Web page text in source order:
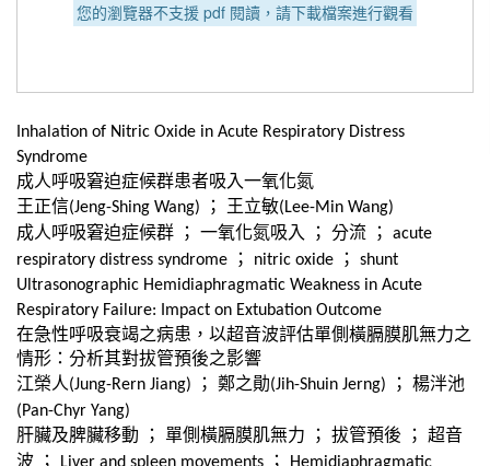
您的瀏覽器不支援 pdf 閱讀，請下載檔案進行觀看
Inhalation of Nitric Oxide in Acute Respiratory Distress
Syndrome
成人呼吸窘迫症候群患者吸入一氧化氮
王正信(Jeng-Shing Wang) ； 王立敏(Lee-Min Wang)
成人呼吸窘迫症候群 ； 一氧化氮吸入 ； 分流 ；
acute
respiratory distress syndrome
； nitric oxide ；
shunt
Ultrasonographic Hemidiaphragmatic Weakness in Acute
Respiratory Failure: Impact on Extubation Outcome
在急性呼吸衰竭之病患，以超音波評估單側橫膈膜肌無力之
情形：分析其對拔管預後之影響
江榮人(Jung-Rern Jiang) ； 鄭之勛(Jih-Shuin Jerng) ； 楊泮池
(Pan-Chyr Yang)
肝臟及脾臟移動 ； 單側橫膈膜肌無力 ； 拔管預後 ； 超音
波
； ；